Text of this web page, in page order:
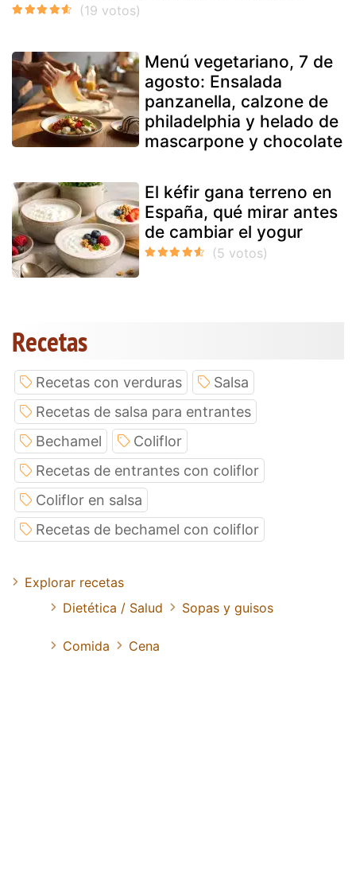
Menú vegetariano, 7 de
agosto: Ensalada
panzanella, calzone de
philadelphia y helado de
mascarpone y chocolate
El kéfir gana terreno en
España, qué mirar antes
de cambiar el yogur
Recetas
Recetas con verduras
Salsa
Recetas de salsa para entrantes
Bechamel
Coliflor
Recetas de entrantes con coliflor
Coliflor en salsa
Recetas de bechamel con coliflor
Explorar recetas
Dietética / Salud
Sopas y guisos
Comida Cena